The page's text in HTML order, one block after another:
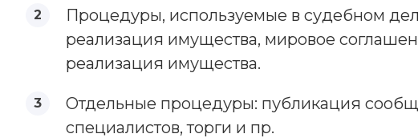
Процедуры, используемые в судебном
реализация имущества, мировое
реализация имущества.
Отдельные процедуры: публикация
специалистов, торги и пр.